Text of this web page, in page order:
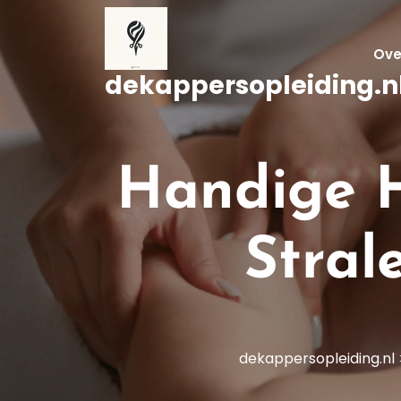
inhoud
gaan
Handige
dekappersopleiding.nl